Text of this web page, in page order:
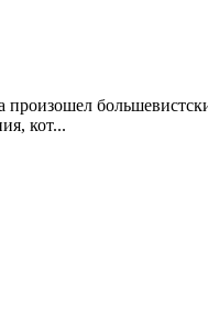
произошел
кот...